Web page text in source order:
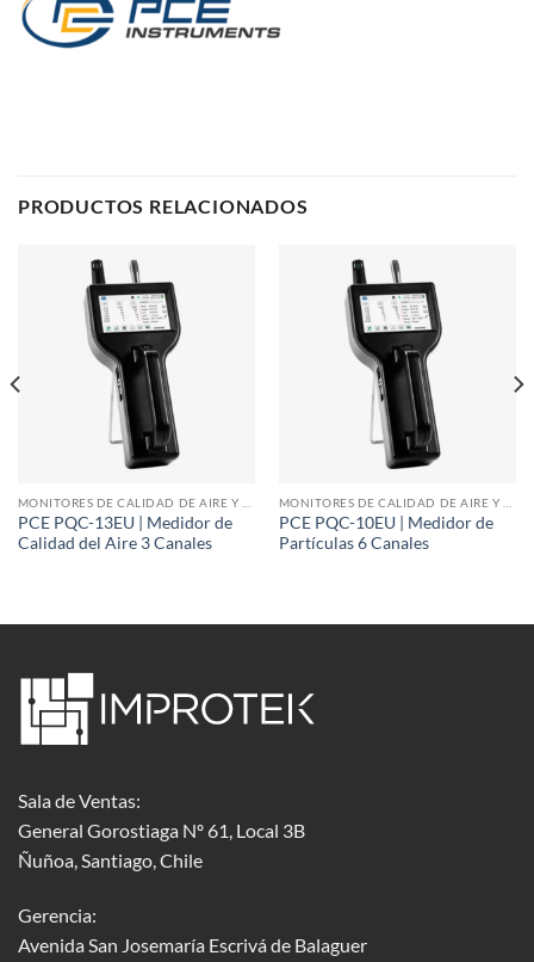
PRODUCTOS RELACIONADOS
PCE PQC-13EU | Medidor de
Calidad del Aire 3 Canales
PCE PQC-10EU | Medidor de
Partículas 6 Canales
Sala de Ventas:
General Gorostiaga Nº 61, Local 3B
Ñuñoa, Santiago, Chile
Gerencia:
Avenida San Josemaría Escrivá de Balaguer